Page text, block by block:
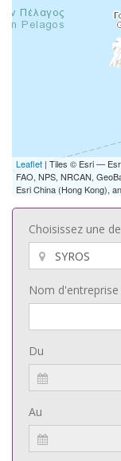
Leaflet | Tiles © Esri —
FAO, NPS, NRCAN,
Esri China (Hong Kong),
Choisissez une
Nom d'entreprise
Du
Au